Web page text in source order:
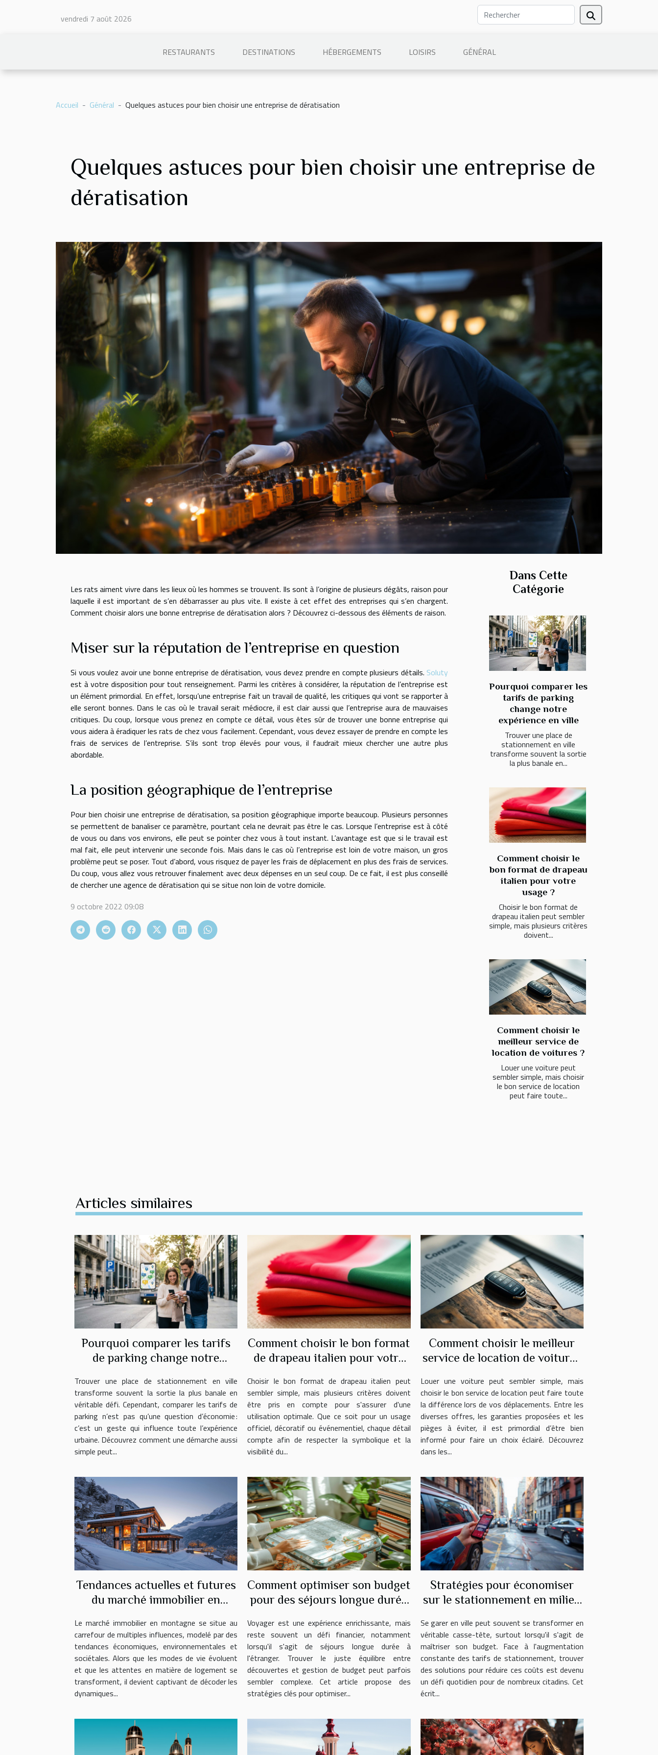
vendredi 7 août 2026
RESTAURANTS DESTINATIONS HÉBERGEMENTS LOISIRS GÉNÉRAL
Accueil Général Quelques astuces pour bien choisir une entreprise de dératisation
Quelques astuces pour bien choisir une entreprise de
dératisation
Les rats aiment vivre dans les lieux où les hommes se trouvent. Ils sont à l’origine de plusieurs dégâts, raison pour
laquelle il est important de s’en débarrasser au plus vite. Il existe à cet effet des entreprises qui s’en chargent.
Comment choisir alors une bonne entreprise de dératisation alors ? Découvrez ci-dessous des éléments de raison.
Miser sur la réputation de l’entreprise en question
Si vous voulez avoir une bonne entreprise de dératisation, vous devez prendre en compte plusieurs détails. Soluty
est à votre disposition pour tout renseignement. Parmi les critères à considérer, la réputation de l’entreprise est
un élément primordial. En effet, lorsqu’une entreprise fait un travail de qualité, les critiques qui vont se rapporter à
elle seront bonnes. Dans le cas où le travail serait médiocre, il est clair aussi que l’entreprise aura de mauvaises
critiques. Du coup, lorsque vous prenez en compte ce détail, vous êtes sûr de trouver une bonne entreprise qui
vous aidera à éradiquer les rats de chez vous facilement. Cependant, vous devez essayer de prendre en compte les
frais de services de l’entreprise. S’ils sont trop élevés pour vous, il faudrait mieux chercher une autre plus
abordable.
La position géographique de l’entreprise
Pour bien choisir une entreprise de dératisation, sa position géographique importe beaucoup. Plusieurs personnes
se permettent de banaliser ce paramètre, pourtant cela ne devrait pas être le cas. Lorsque l’entreprise est à côté
de vous ou dans vos environs, elle peut se pointer chez vous à tout instant. L’avantage est que si le travail est
mal fait, elle peut intervenir une seconde fois. Mais dans le cas où l’entreprise est loin de votre maison, un gros
problème peut se poser. Tout d’abord, vous risquez de payer les frais de déplacement en plus des frais de services.
Du coup, vous allez vous retrouver finalement avec deux dépenses en un seul coup. De ce fait, il est plus conseillé
de chercher une agence de dératisation qui se situe non loin de votre domicile.
9 octobre 2022 09:08
Dans Cette
Catégorie
Pourquoi comparer les
tarifs de parking
change notre
expérience en ville
Trouver une place de
stationnement en ville
transforme souvent la sortie
la plus banale en...
Comment choisir le
bon format de drapeau
italien pour votre
usage ?
Choisir le bon format de
drapeau italien peut sembler
simple, mais plusieurs critères
doivent...
Comment choisir le
meilleur service de
location de voitures ?
Louer une voiture peut
sembler simple, mais choisir
le bon service de location
peut faire toute...
Articles similaires
Pourquoi comparer les tarifs
de parking change notre
Trouver une place de stationnement en ville
transforme souvent la sortie la plus banale en
véritable défi. Cependant, comparer les tarifs de
parking n’est pas qu’une question d’économie :
c’est un geste qui influence toute l’expérience
urbaine. Découvrez comment une démarche aussi
simple peut...
Comment choisir le bon format
de drapeau italien pour votre
Choisir le bon format de drapeau italien peut
sembler simple, mais plusieurs critères doivent
être pris en compte pour s'assurer d'une
utilisation optimale. Que ce soit pour un usage
officiel, décoratif ou événementiel, chaque détail
compte afin de respecter la symbolique et la
visibilité du...
Comment choisir le meilleur
service de location de voitures
Louer une voiture peut sembler simple, mais
choisir le bon service de location peut faire toute
la différence lors de vos déplacements. Entre les
diverses offres, les garanties proposées et les
pièges à éviter, il est primordial d’être bien
informé pour faire un choix éclairé. Découvrez
dans les...
Tendances actuelles et futures
du marché immobilier en
Le marché immobilier en montagne se situe au
carrefour de multiples influences, modelé par des
tendances économiques, environnementales et
sociétales. Alors que les modes de vie évoluent
et que les attentes en matière de logement se
transforment, il devient captivant de décoder les
dynamiques...
Comment optimiser son budget
pour des séjours longue durée
Voyager est une expérience enrichissante, mais
reste souvent un défi financier, notamment
lorsqu'il s'agit de séjours longue durée à
l'étranger. Trouver le juste équilibre entre
découvertes et gestion de budget peut parfois
sembler complexe. Cet article propose des
stratégies clés pour optimiser...
Stratégies pour économiser
sur le stationnement en milieu
Se garer en ville peut souvent se transformer en
véritable casse-tête, surtout lorsqu'il s'agit de
maîtriser son budget. Face à l'augmentation
constante des tarifs de stationnement, trouver
des solutions pour réduire ces coûts est devenu
un défi quotidien pour de nombreux citadins. Cet
écrit...